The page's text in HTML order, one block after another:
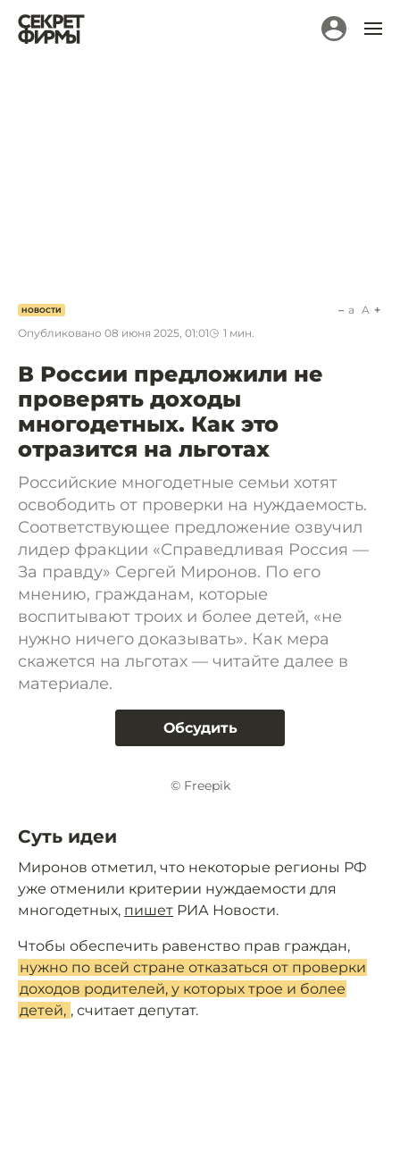
НОВОСТИ
Опубликовано 08 июня 2025, 01:01 1 мин.
a A
В России предложили не
проверять доходы
многодетных. Как это
отразится на льготах
Российские многодетные семьи хотят
освободить от проверки на нуждаемость.
Соответствующее предложение озвучил
лидер фракции «Справедливая Россия —
За правду» Сергей Миронов. По его
мнению, гражданам, которые
воспитывают троих и более детей, «не
нужно ничего доказывать». Как мера
скажется на льготах — читайте далее в
материале.
Обсудить
© Freepik
Суть идеи
Миронов отметил, что некоторые регионы РФ
уже отменили критерии нуждаемости для
многодетных, пишет РИА Новости.
Чтобы обеспечить равенство прав граждан,
нужно по всей стране отказаться от проверки
доходов родителей, у которых трое и более
детей, , считает депутат.